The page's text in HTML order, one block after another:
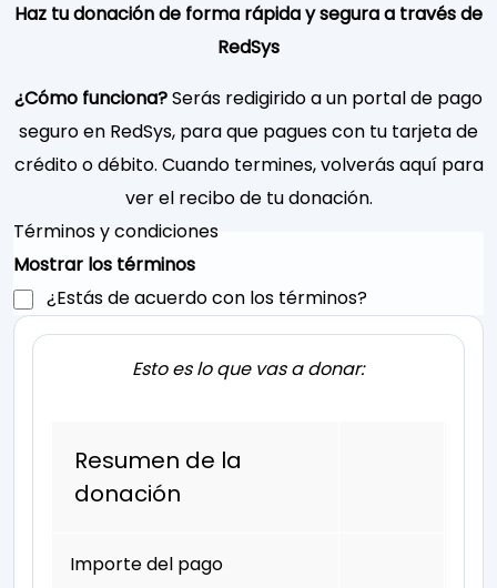
Haz tu donación de forma rápida y segura a través de
RedSys
¿Cómo funciona?Serás redigirido a un portal de pago
seguro en RedSys, para que pagues con tu tarjeta de
crédito o débito. Cuando termines, volverás aquí para
ver el recibo de tu donación.
Términos y condiciones
Mostrar los términos
¿Estás de acuerdo con los términos?
Esto es lo que vas a donar:
Resumen de la
donación
Importe del pago